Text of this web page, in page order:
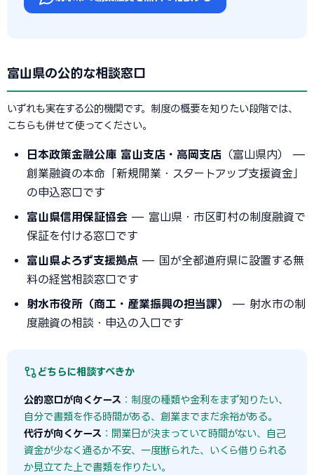
富山県の公的な相談窓口
いずれも実在する公的機関です。制度の概要を知りたい段階では、
こちらも併せて使ってください。
日本政策金融公庫 富山支店・高岡支店 （富山県内） —
創業融資の本命「新規開業・スタートアップ支援資金」
の申込窓口です
富山県信用保証協会 — 富山県・市区町村の制度融資で
保証を付ける窓口です
富山県よろず支援拠点 — 国が全都道府県に設置する無
料の経営相談窓口です
射水市役所（商工・産業振興の担当課）
— 射水市の制
度融資の相談・申込の入口です
どちらに相談すべきか
公的窓口が向くケース ：制度の種類や金利をまず知りたい、
自分で書類を作る時間がある、創業までまだ余裕がある。
代行が向くケース ：開業日が決まっていて時間がない、自己
資金が少なく通るか不安、一度断られた、いくら借りられる
か見立てた上で書類を作りたい。